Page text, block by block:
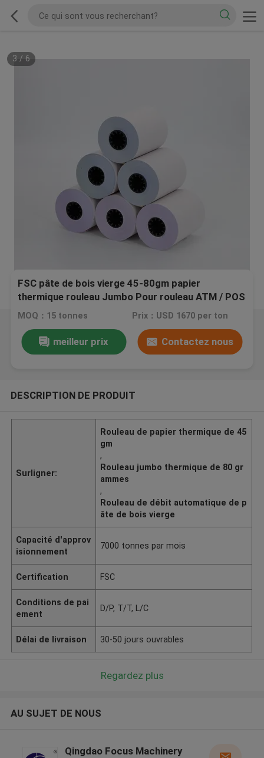
3 / 6
FSC pâte de bois vierge 45-80gm papier
thermique rouleau Jumbo Pour rouleau ATM / POS
MOQ：15 tonnes Prix：USD 1670 per ton
meilleur prix Contactez nous
DESCRIPTION DE PRODUIT
Surligner:
Rouleau de papier thermique de 45
gm
,
Rouleau jumbo thermique de 80 gr
ammes
,
Rouleau de débit automatique de p
âte de bois vierge
Capacité d'approv
isionnement
7000 tonnes par mois
Certification FSC
Conditions de pai
ement
D/P, T/T, L/C
Délai de livraison 30-50 jours ouvrables
Regardez plus
AU SUJET DE NOUS
Qingdao Focus Machinery